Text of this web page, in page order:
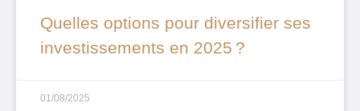
Quelles options pour diversifier ses
investissements en 2025 ?
01/08/2025